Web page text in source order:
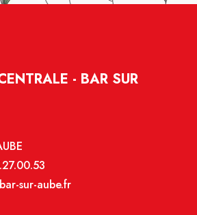
- BAR SUR
sur-aube.fr